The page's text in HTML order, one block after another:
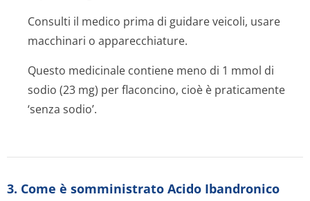
Consulti il medico prima di guidare veicoli, usare
macchinari o apparecchiature.
Questo medicinale contiene meno di 1 mmol di
sodio (23 mg) per flaconcino, cioè è praticamente
‘senza sodio’.
3. Come è somministrato Acido Ibandronico